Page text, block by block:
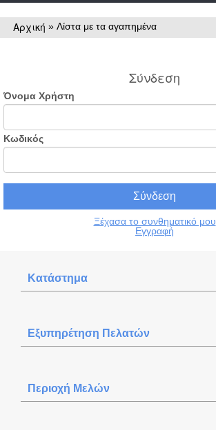
Αρχική » Λίστα με τα αγαπημένα
Σύνδεση
Όνομα Χρήστη
Κωδικός
Ξέχασα το συνθηματικό μου
Εγγραφή
Κατάστημα
Εξυπηρέτηση Πελατών
Περιοχή Mελών